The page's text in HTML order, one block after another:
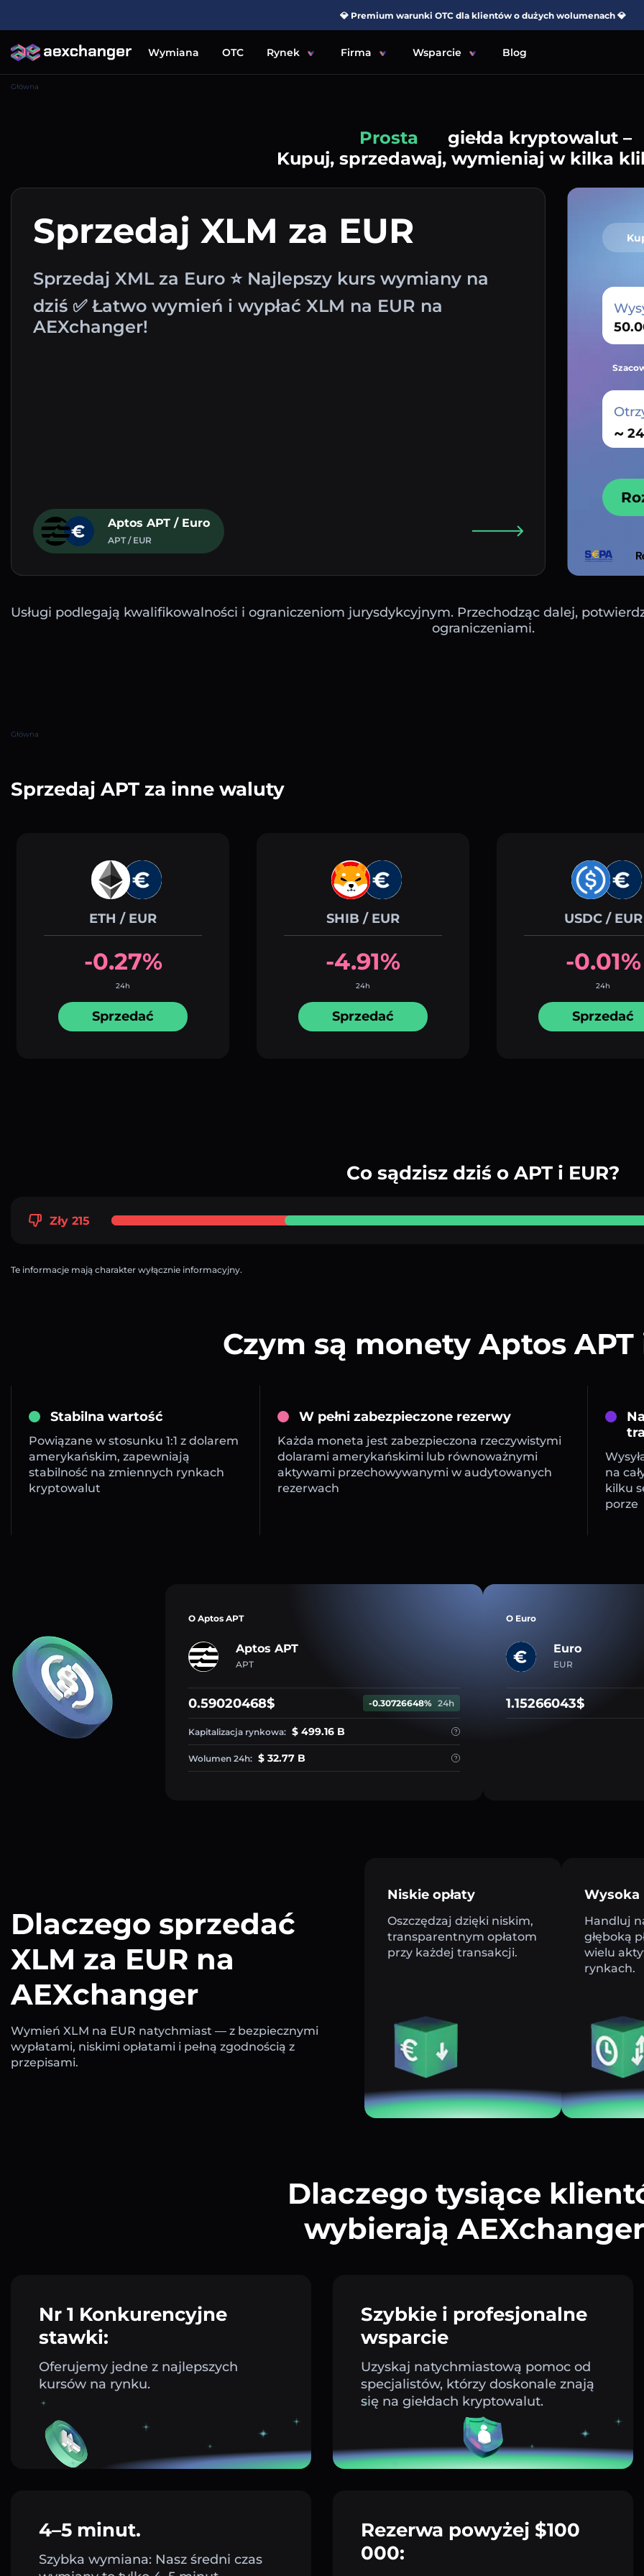
💎 Premium warunki OTC dla klientów o dużych wolumenach 💎
Wymiana OTC Rynek Firma Wsparcie Blog
Główna
Prosta
giełda kryptowalut –
Kupuj, sprzedawaj, wymieniaj w kilka
Sprzedaj XLM za EUR
Sprzedaj XML za Euro ⭐ Najlepszy kurs wymiany na
dziś ✅ Łatwo wymień i wypłać XLM na EUR na
AEXchanger!
Aptos APT / Euro
APT / EUR
~
Usługi podlegają kwalifikowalności i ograniczeniom jurysdykcyjnym. Przechodząc dalej,
ograniczeniami.
Główna
Sprzedaj APT za inne waluty
ETH / EUR
-0.27%
24h
Sprzedać
SHIB / EUR
-4.91%
24h
Sprzedać
USDC / EUR
-0.01%
24h
Sprzedać
Co sądzisz dziś o APT i EUR?
Zły 215
Te informacje mają charakter wyłącznie informacyjny.
Czym są monety Aptos APT
Stabilna wartość
Powiązane w stosunku 1:1 z dolarem
amerykańskim, zapewniają
stabilność na zmiennych rynkach
kryptowalut
W pełni zabezpieczone rezerwy
Każda moneta jest zabezpieczona rzeczywistymi
dolarami amerykańskimi lub równoważnymi
aktywami przechowywanymi w audytowanych
rezerwach
na
kilku
porze
O Aptos APT
Aptos APT
APT
0.59020468$ -0.30726648% 24h
Kapitalizacja rynkowa: $ 499.16 B
Wolumen 24h: $ 32.77 B
O Euro
Euro
EUR
1.15266043$
Dlaczego sprzedać
XLM za EUR na
AEXchanger
Wymień XLM na EUR natychmiast — z bezpiecznymi
wypłatami, niskimi opłatami i pełną zgodnością z
przepisami.
Niskie opłaty
Oszczędzaj dzięki niskim,
transparentnym opłatom
przy każdej transakcji.
Wysoka
Handluj
głęboką
wielu
rynkach.
Dlaczego tysiące
wybierają
Nr 1 Konkurencyjne
stawki:
Oferujemy jedne z najlepszych
kursów na rynku.
Szybkie i profesjonalne
wsparcie
Uzyskaj natychmiastową pomoc od
specjalistów, którzy doskonale znają
się na giełdach kryptowalut.
4–5 minut.
Szybka wymiana: Nasz średni czas
Rezerwa powyżej $100
000: